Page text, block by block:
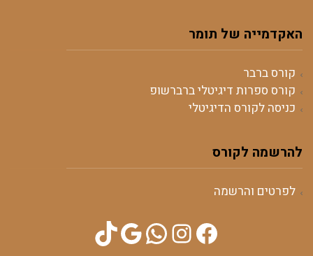
האקדמייה של תומר
קורס ברבר
קורס ספרות דיגיטלי ברברשופ
כניסה לקורס הדיגיטלי
להרשמה לקורס
לפרטים והרשמה
Facebook
Instagram
WhatsApp
Google
TikTok